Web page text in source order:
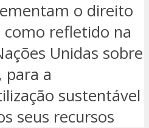
o direito
refletido na
Unidas sobre
para a
sustentável
seus recursos